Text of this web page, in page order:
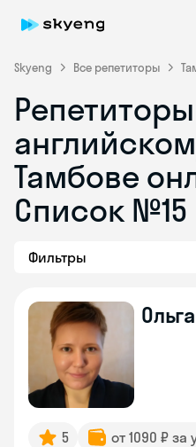
Skyeng Все репетиторы
Тамбове
Список №15
Фильтры
Ольга
5 от 1090 ₽ за